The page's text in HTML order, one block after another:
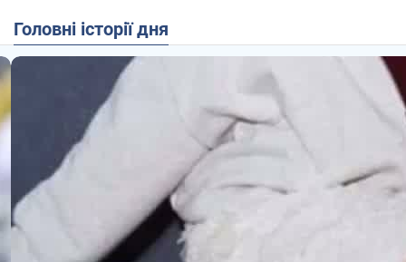
Головні історії дня